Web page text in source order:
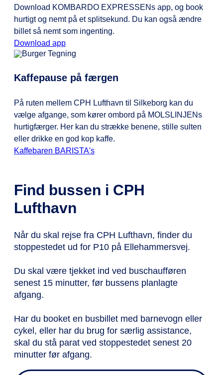
Download KOMBARDO EXPRESSENs app, og book
hurtigt og nemt på et splitsekund. Du kan også ændre
billet så nemt som ingenting.
Download app
Kaffepause på færgen
På ruten mellem CPH Lufthavn til Silkeborg kan du
vælge afgange, som kører ombord på MOLSLINJENs
hurtigfærger. Her kan du strække benene, stille sulten
eller drikke en god kop kaffe.
Kaffebaren BARISTA's
Find bussen i CPH
Lufthavn
Når du skal rejse fra CPH Lufthavn, finder du
stoppestedet ud for P10 på Ellehammersvej.
Du skal være tjekket ind ved buschaufføren
senest 15 minutter, før bussens planlagte
afgang.
Har du booket en busbillet med barnevogn eller
cykel, eller har du brug for særlig assistance,
skal du stå parat ved stoppestedet senest 20
minutter før afgang.